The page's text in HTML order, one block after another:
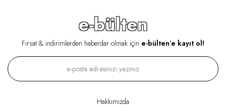
e-bülten
Fırsat & indirimlerden haberdar olmak için e-bülten’e kayıt ol!
Hakkımızda